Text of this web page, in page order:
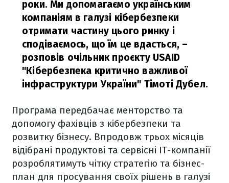
роки. Ми допомагаємо українським
компаніям в галузі кібербезпеки
отримати частину цього ринку і
сподіваємось, що їм це вдасться, –
розповів очільник проєкту USAID
"Кібербезпека критично важливої
інфраструктури України" Тімоті Дубел.
Програма передбачає менторство та
допомогу фахівців з кібербезпеки та
розвитку бізнесу. Впродовж трьох місяців
відібрані продуктові та сервісні ІТ-компанії
розроблятимуть чітку стратегію та бізнес-
план для просування своїх рішень в галузі